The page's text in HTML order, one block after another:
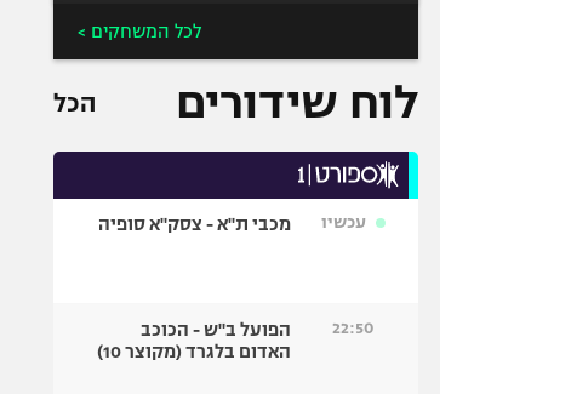
לכל המשחקים >
לוח שידורים הכל
עכשיו מכבי ת"א - צסק"א סופיה
22:50
הפועל ב"ש - הכוכב
האדום בלגרד (מקוצר 10)